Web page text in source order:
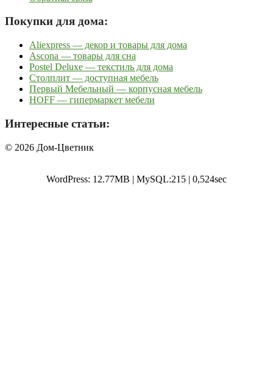
Покупки для дома:
Aliexpress — декор и товары для дома
Ascona — товары для сна
Postel Deluxe — текстиль для дома
Столплит — доступная мебель
Первый Мебельный — корпусная мебель
HOFF — гипермаркет мебели
Интересные статьи:
© 2026 Дом-Цветник
WordPress: 12.77MB | MySQL:215 | 0,524sec